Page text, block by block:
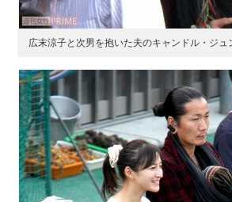
広末涼子と次男を抱いた夫のキャンドル・ジュ